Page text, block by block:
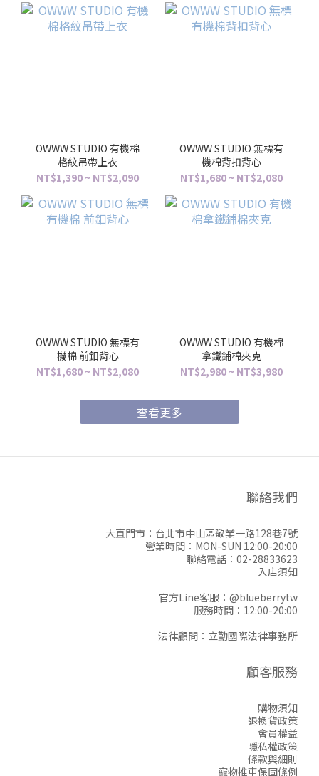
OWWW STUDIO 有機棉
格紋吊帶上衣
NT$1,390 ~ NT$2,090
OWWW STUDIO 無標有
機棉背扣背心
NT$1,680 ~ NT$2,080
OWWW STUDIO 無標有
機棉 前釦背心
NT$1,680 ~ NT$2,080
OWWW STUDIO 有機棉
拿鐵鋪棉夾克
NT$2,980 ~ NT$3,980
查看更多
聯絡我們
大直門市：台北市中山區敬業一路128巷7號
營業時間：MON-SUN 12:00-20:00
聯絡電話：02-28833623
入店須知
官方Line客服： @blueberrytw
服務時間：12:00-20:00
法律顧問：立勤國際法律事務所
顧客服務
購物須知
退換貨政策
會員權益
隱私權政策
條款與細則
寵物推車保固條例